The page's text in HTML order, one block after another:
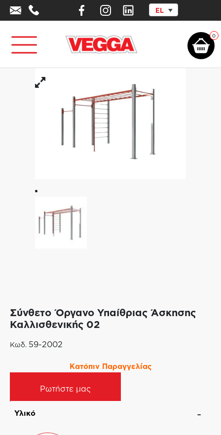
EL
0
Αρχική σελίδα Υπαίθρια Άσκηση/Σύνθετο Όργανο Υπαίθριας Άσκησης
Σύνθετο Όργανο Υπαίθριας Άσκησης
Καλλισθενικής 02
Κωδ. 59-2002
Κατόπιν Παραγγελίας
Ρωτήστε μας
Υλικό